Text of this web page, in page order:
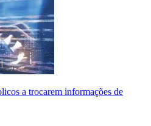
a trocarem informações de